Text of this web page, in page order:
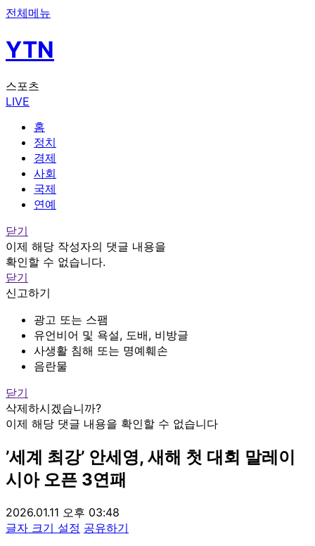
전체메뉴
YTN
스포츠
LIVE
홈
정치
경제
사회
국제
연예
닫기
이제 해당 작성자의 댓글 내용을
확인할 수 없습니다.
닫기
신고하기
광고 또는 스팸
유언비어 및 욕설, 도배, 비방글
사생활 침해 또는 명예훼손
음란물
닫기
삭제하시겠습니까?
이제 해당 댓글 내용을 확인할 수 없습니다
’세계 최강’ 안세영, 새해 첫 대회 말레이
시아 오픈 3연패
2026.01.11 오후 03:48
글자 크기 설정 공유하기